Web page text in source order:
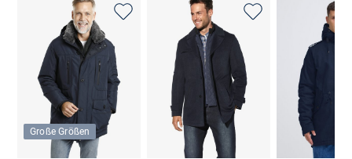
Große Größen